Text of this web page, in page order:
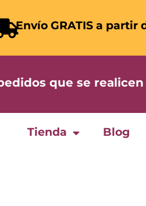
Envío GRATIS a partir
pedidos que se
Tienda Blog